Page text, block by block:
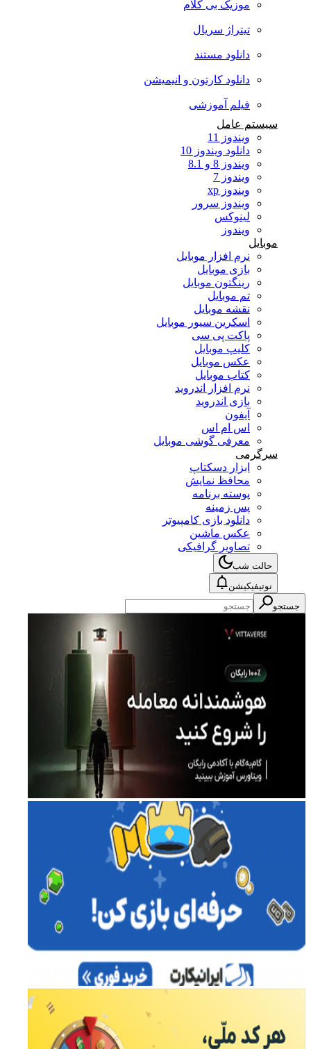
موزیک بی کلام
تیتراژ سریال
دانلود مستند
دانلود کارتون و انیمیشن
فیلم آموزشی
سیستم عامل
ویندوز 11
دانلود ویندوز 10
ویندوز 8 و 8.1
ویندوز 7
ویندوز xp
ویندوز سرور
لینوکس
ویندوز
موبایل
نرم افزار موبایل
بازی موبایل
رینگتون موبایل
تم موبایل
نقشه موبایل
اسکرین سیور موبایل
پاکت پی سی
کلیپ موبایل
عکس موبایل
کتاب موبایل
نرم افزار اندروید
بازی اندروید
آیفون
اس ام اس
معرفی گوشی موبایل
سرگرمی
ابزار دسکتاپ
محافظ نمایش
پوسته برنامه
پس زمینه
دانلود بازی کامپیوتر
عکس ماشین
تصاویر گرافیکی
حالت شب
نوتیفیکیشن
جستجو